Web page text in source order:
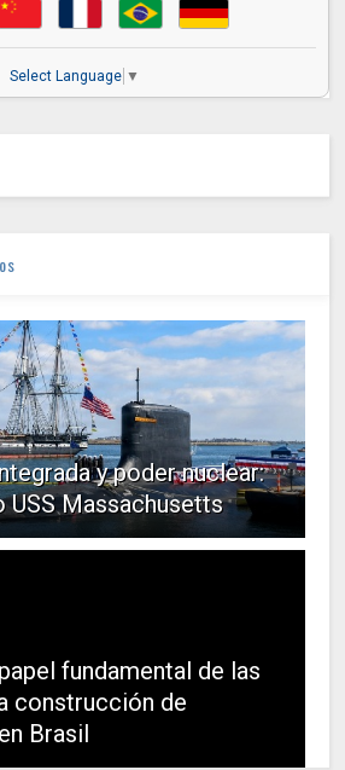
Select Language ▼
y poder nuclear:
USS Massachusetts
fundamental de las
construcción de
Brasil